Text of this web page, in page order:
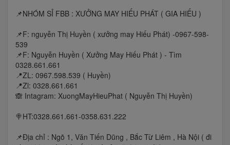
📌NHÓM SỈ FBB : XƯỞNG MAY HIẾU PHÁT ( GIA HIẾU )
📌F: nguyễn Thị Huyền ( xưởng may Hiếu Phát) -0967-598-
539
📌F: Nguyễn Huyền ( Xưởng May Hiếu Phát ) - Tìm
0328.661.661
📍ZL: 0967.598.539 ( Huyền)
📍Zl: 0328.661.661
🙈 Intagram: XuongMayHieuPhat ( Nguyễn Thị Huyền)
🍭HT:0328.661.661-0358.631.222
📌Địa chỉ : Ngõ 1, Văn Tiến Dũng , Bắc Từ Liêm , Hà Nội ( đi